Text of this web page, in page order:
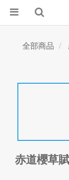
全部商品
赤道櫻草